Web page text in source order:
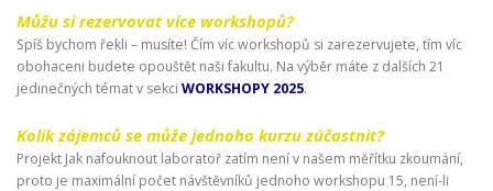
Můžu si rezervovat více workshopů?
Spíš bychom řekli – musíte! Čím víc workshopů si zarezervujete, tím víc
obohaceni budete opouštět naši fakultu. Na výběr máte z dalších 21
jedinečných témat v sekci WORKSHOPY 2025.
Kolik zájemců se může jednoho kurzu zúčastnit?
Projekt Jak nafouknout laboratoř zatím není v našem měřítku zkoumání,
proto je maximální počet návštěvníků jednoho workshopu 15, není-li